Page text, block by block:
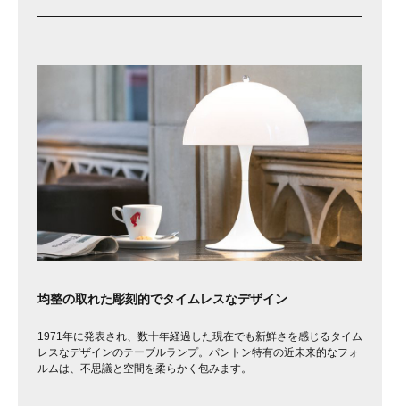
均整の取れた彫刻的でタイムレスなデザイン
1971年に発表され、数十年経過した現在でも新鮮さを感じるタイム
レスなデザインのテーブルランプ。パントン特有の近未来的なフォ
ルムは、不思議と空間を柔らかく包みます。